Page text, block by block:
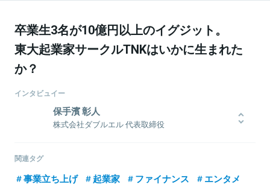
卒業生3名が10億円以上のイグジット。
東大起業家サークルTNKはいかに生まれた
か？
インタビュイー
保手濱 彰人
株式会社ダブルエル 代表取締役
2005年に「東大起業サークルＴＮＫ」を設立し、経産省支援のビジネ
事業やソーシャルゲーム事業など、複数の事業立ち上げと売却後、
関連タグ
事業立ち上げ 起業家 ファイナンス エンタメ